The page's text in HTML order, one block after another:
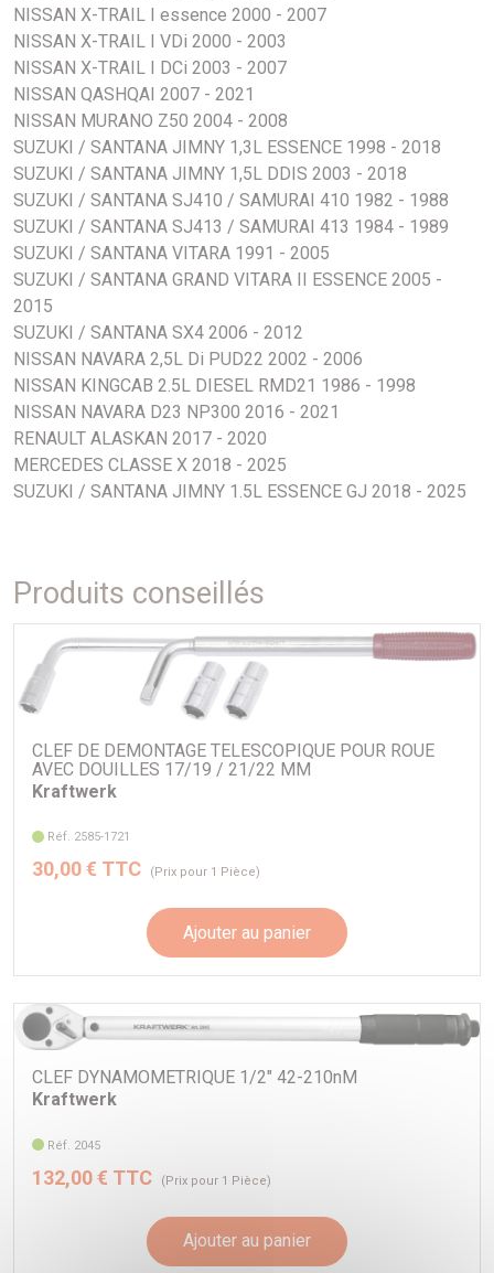
Attention : ces écrous ne conviennent pas aux jantes
aluminium d’origine.
NISSAN X-TRAIL I essence 2000 - 2007
NISSAN X-TRAIL I VDi 2000 - 2003
NISSAN X-TRAIL I DCi 2003 - 2007
NISSAN QASHQAI 2007 - 2021
NISSAN MURANO Z50 2004 - 2008
SUZUKI / SANTANA JIMNY 1,3L ESSENCE 1998 - 2018
SUZUKI / SANTANA JIMNY 1,5L DDIS 2003 - 2018
SUZUKI / SANTANA SJ410 / SAMURAI 410 1982 - 1988
SUZUKI / SANTANA SJ413 / SAMURAI 413 1984 - 1989
SUZUKI / SANTANA VITARA 1991 - 2005
SUZUKI / SANTANA GRAND VITARA II ESSENCE 2005 -
2015
SUZUKI / SANTANA SX4 2006 - 2012
NISSAN NAVARA 2,5L Di PUD22 2002 - 2006
NISSAN KINGCAB 2.5L DIESEL RMD21 1986 - 1998
NISSAN NAVARA D23 NP300 2016 - 2021
RENAULT ALASKAN 2017 - 2020
MERCEDES CLASSE X 2018 - 2025
SUZUKI / SANTANA JIMNY 1.5L ESSENCE GJ 2018 - 2025
Produits conseillés
CLEF DE DEMONTAGE TELESCOPIQUE POUR ROUE
AVEC DOUILLES 17/19 / 21/22 MM
Kraftwerk
Réf. 2585-1721
30,00 € TTC (Prix pour 1 Pièce)
Ajouter au panier
CLEF DYNAMOMETRIQUE 1/2" 42-210nM
Kraftwerk
Réf. 2045
132,00 € TTC (Prix pour 1 Pièce)
Ajouter au panier